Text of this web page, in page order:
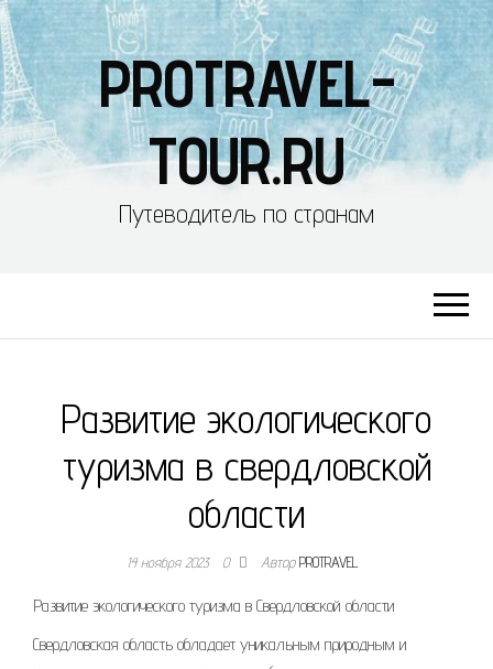
PROTRAVEL-
TOUR.RU
Путеводитель по странам
Развитие экологического
туризма в свердловской
области
14 ноября 2023 0 АвторPROTRAVEL
Развитие экологического туризма в Свердловской области
Свердловская область обладает уникальным природным и